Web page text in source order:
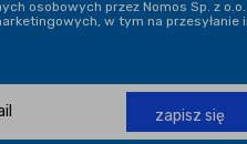
osobowych przez Nomos Sp. z o.o.
w tym na
zapisz się